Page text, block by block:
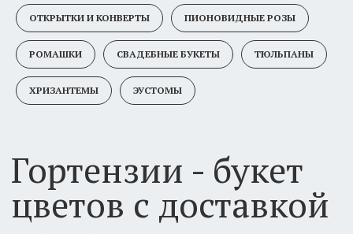
ОТКРЫТКИ И КОНВЕРТЫ ПИОНОВИДНЫЕ РОЗЫ
РОМАШКИ СВАДЕБНЫЕ БУКЕТЫ ТЮЛЬПАНЫ
ХРИЗАНТЕМЫ ЭУСТОМЫ
Гортензии - букет
цветов с доставкой
на дом